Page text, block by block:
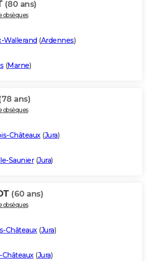
(80 ans)
obsèques
Wallerand (Ardennes)
(Marne)
ans)
obsèques
Châteaux(Jura)
Saunier(Jura)
(60 ans)
obsèques
Châteaux(Jura)
Châteaux(Jura)